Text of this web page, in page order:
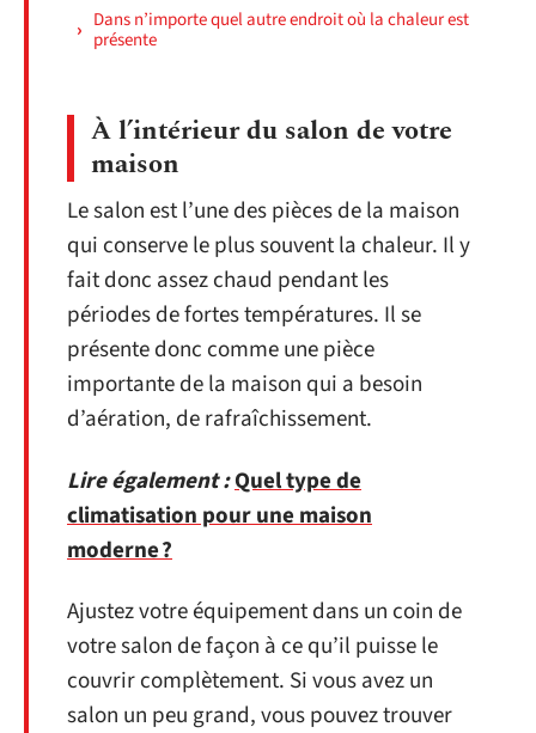
Dans n’importe quel autre endroit où la chaleur est
présente
À l’intérieur du salon de votre
maison
Le salon est l’une des pièces de la maison
qui conserve le plus souvent la chaleur. Il y
fait donc assez chaud pendant les
périodes de fortes températures. Il se
présente donc comme une pièce
importante de la maison qui a besoin
d’aération, de rafraîchissement.
Lire également :Quel type de
climatisation pour une maison
moderne ?
Ajustez votre équipement dans un coin de
votre salon de façon à ce qu’il puisse le
couvrir complètement. Si vous avez un
salon un peu grand, vous pouvez trouver